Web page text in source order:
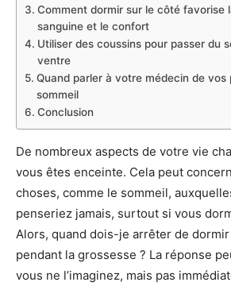
Comment dormir sur le côté favorise
sanguine et le confort
Utiliser des coussins pour passer du
ventre
Quand parler à votre médecin de vos
sommeil
Conclusion
De nombreux aspects de votre vie
vous êtes enceinte. Cela peut
choses, comme le sommeil,
penseriez jamais, surtout si vous
Alors, quand dois-je arrêter de
pendant la grossesse ? La réponse
vous ne l’imaginez, mais pas